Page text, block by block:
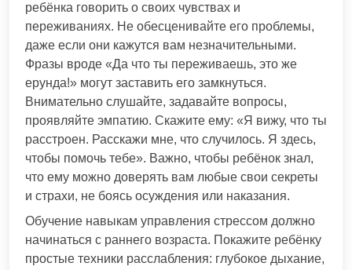
ребёнка говорить о своих чувствах и
переживаниях. Не обесценивайте его проблемы,
даже если они кажутся вам незначительными.
Фразы вроде «Да что ты переживаешь, это же
ерунда!» могут заставить его замкнуться.
Внимательно слушайте, задавайте вопросы,
проявляйте эмпатию. Скажите ему: «Я вижу, что ты
расстроен. Расскажи мне, что случилось. Я здесь,
чтобы помочь тебе». Важно, чтобы ребёнок знал,
что ему можно доверять вам любые свои секреты
и страхи, не боясь осуждения или наказания.
Обучение навыкам управления стрессом должно
начинаться с раннего возраста. Покажите ребёнку
простые техники расслабления: глубокое дыхание,